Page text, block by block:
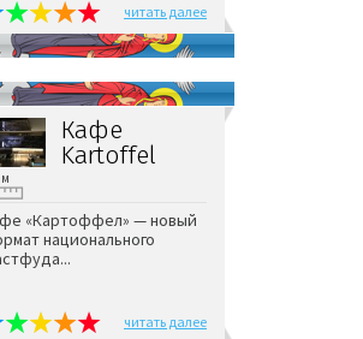
читать далее
Кафе
Kartoffel
«Картоффел» — новый
национального
читать далее